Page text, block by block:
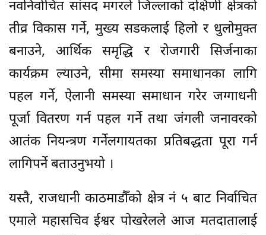
नवनिर्वाचित सांसद मगरले जिल्लाको दक्षिणी क्षेत्रको
तीव्र विकास गर्ने, मुख्य सडकलाई हिलो र धुलोमुक्त
बनाउने, आर्थिक समृद्धि र रोजगारी सिर्जनाका
कार्यक्रम ल्याउने, सीमा समस्या समाधानका लागि
पहल गर्ने, ऐलानी समस्या समाधान गरेर जग्गाधनी
पूर्जा वितरण गर्न पहल गर्ने तथा जंगली जनावरको
आतंक नियन्त्रण गर्नेलगायतका प्रतिबद्धता पूरा गर्न
लागिपर्ने बताउनुभयो ।
यस्तै, राजधानी काठमाडौँको क्षेत्र नं ५ बाट निर्वाचित
एमाले महासचिव ईश्वर पोखरेलले आज मतदातालाई